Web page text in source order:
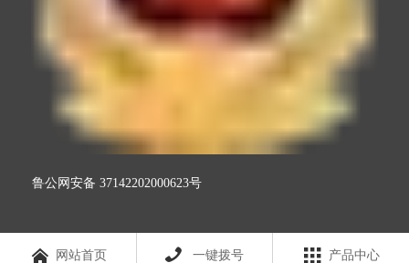
鲁公网安备 37142202000623号
 网站首页  一键拨号  产品中心